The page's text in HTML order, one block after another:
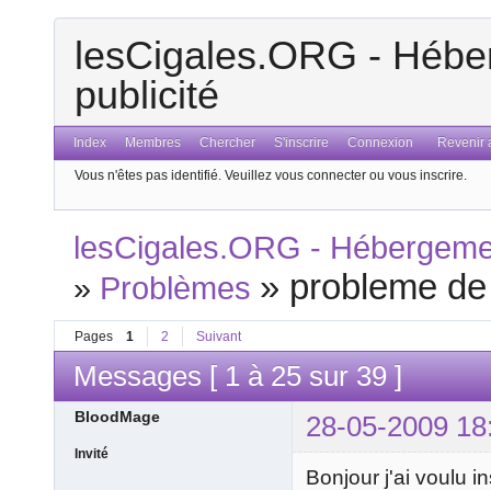
lesCigales.ORG -
publicité
Index Membres Chercher S'inscrire Connexion Revenir
Vous n'êtes pas identifié. Veuillez vous connecter ou vous inscrire.
lesCigales.ORG -
» Problèmes » probleme
Pages 1 2 Suivant
Messages [ 1 à 25 sur 39 ]
BloodMage 28-05-2009
Invité
Bonjour j'ai voulu